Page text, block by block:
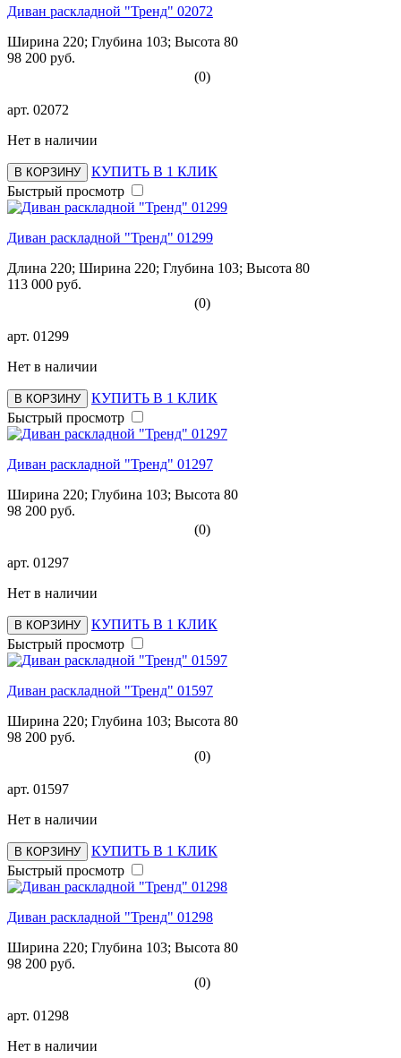
Диван раскладной "Тренд" 02072
Ширина 220; Глубина 103; Высота 80
98 200 руб.
(0)
арт. 02072
Нет в наличии
В КОРЗИНУ
КУПИТЬ В 1 КЛИК
Быстрый просмотр
Диван раскладной "Тренд" 01299
Длина 220; Ширина 220; Глубина 103; Высота 80
113 000 руб.
(0)
арт. 01299
Нет в наличии
В КОРЗИНУ
КУПИТЬ В 1 КЛИК
Быстрый просмотр
Диван раскладной "Тренд" 01297
Ширина 220; Глубина 103; Высота 80
98 200 руб.
(0)
арт. 01297
Нет в наличии
В КОРЗИНУ
КУПИТЬ В 1 КЛИК
Быстрый просмотр
Диван раскладной "Тренд" 01597
Ширина 220; Глубина 103; Высота 80
98 200 руб.
(0)
арт. 01597
Нет в наличии
В КОРЗИНУ
КУПИТЬ В 1 КЛИК
Быстрый просмотр
Диван раскладной "Тренд" 01298
Ширина 220; Глубина 103; Высота 80
98 200 руб.
(0)
арт. 01298
Нет в наличии